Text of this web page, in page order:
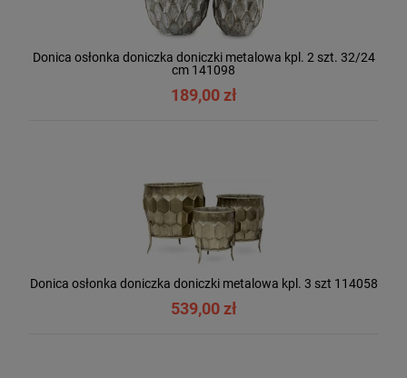
Donica osłonka doniczka doniczki metalowa kpl. 2 szt. 32/24
cm 141098
189,00 zł
Donica osłonka doniczka doniczki metalowa kpl. 3 szt 114058
539,00 zł